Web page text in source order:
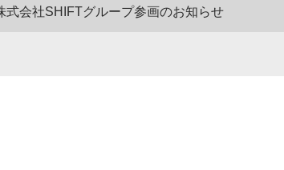
式会社SHIFTグループ参画のお知らせ